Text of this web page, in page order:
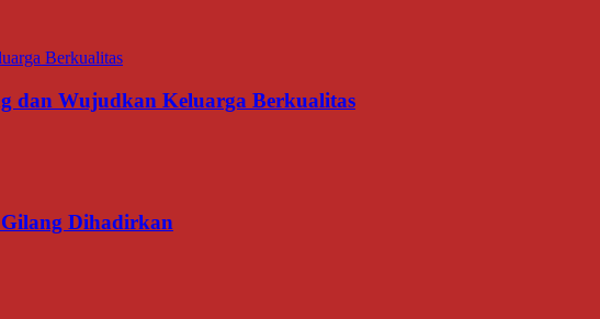
dan Wujudkan Keluarga Berkualitas
Dihadirkan